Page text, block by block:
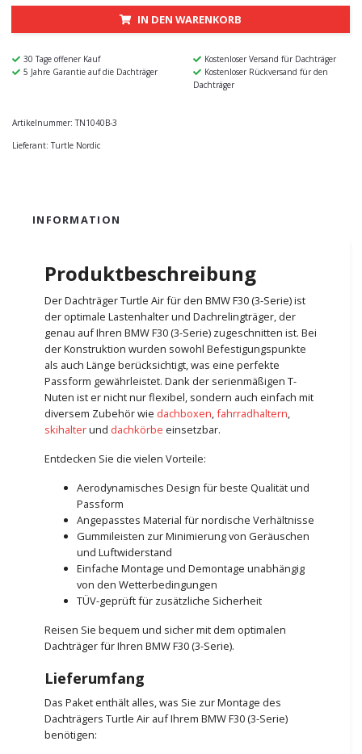
IN DEN WARENKORB
30 Tage offener Kauf
Kostenloser Versand für Dachträger
5 Jahre Garantie auf die Dachträger
Kostenloser Rückversand für den
Dachträger
Artikelnummer: TN1040B-3
Lieferant: Turtle Nordic
INFORMATION
Produktbeschreibung
Der Dachträger Turtle Air für den BMW F30 (3-Serie) ist
der optimale Lastenhalter und Dachrelingträger, der
genau auf Ihren BMW F30 (3-Serie) zugeschnitten ist. Bei
der Konstruktion wurden sowohl Befestigungspunkte
als auch Länge berücksichtigt, was eine perfekte
Passform gewährleistet. Dank der serienmäßigen T-
Nuten ist er nicht nur flexibel, sondern auch einfach mit
diversem Zubehör wie dachboxen,fahrradhaltern,
skihalterund dachkörbe einsetzbar.
Entdecken Sie die vielen Vorteile:
Aerodynamisches Design für beste Qualität und
Passform
Angepasstes Material für nordische Verhältnisse
Gummileisten zur Minimierung von Geräuschen
und Luftwiderstand
Einfache Montage und Demontage unabhängig
von den Wetterbedingungen
TÜV-geprüft für zusätzliche Sicherheit
Reisen Sie bequem und sicher mit dem optimalen
Dachträger für Ihren BMW F30 (3-Serie).
Lieferumfang
Das Paket enthält alles, was Sie zur Montage des
Dachträgers Turtle Air auf Ihrem BMW F30 (3-Serie)
benötigen: